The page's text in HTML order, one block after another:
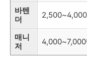
바텐
더
매니
저
4,000~7,000